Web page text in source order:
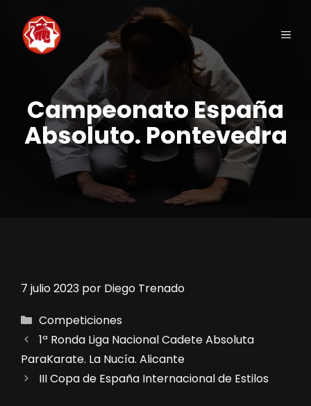
contenido
Campeonato España
Absoluto. Pontevedra
7 julio 2023 por Diego Trenado
Categorías
Competiciones
1ª Ronda Liga Nacional Cadete Absoluta
ParaKarate. La Nucía. Alicante
III Copa de España Internacional de Estilos